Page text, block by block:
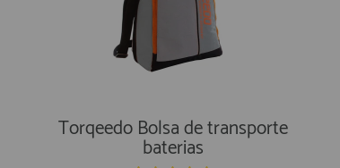
Torqeedo Bolsa de transporte
baterias